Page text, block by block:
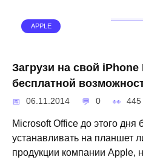
APPLE
Загрузи на свой
бесплатной
06.11.2014 0 445
Microsoft Office до этого
устанавливать на планшет
продукции компании Apple,